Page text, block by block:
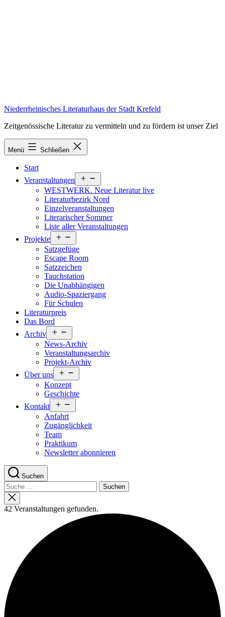
Niederrheinisches Literaturhaus der Stadt Krefeld
Zeitgenössische Literatur zu vermitteln und zu fördern ist unser Ziel
Menü Schließen
Start
Veranstaltungen
öffnen
WESTWERK. Neue Literatur live
Literaturbezirk Nord
Einzelveranstaltungen
Literarischer Sommer
Liste aller Veranstaltungen
Projekte
öffnen
Satzgefüge
Escape Room
Satzzeichen
Tauchstation
Die Unabhängigen
Audio-Spaziergang
Für Schulen
Literaturpreis
Das Bord
Archiv
öffnen
News-Archiv
Veranstaltungsarchiv
Projekt-Archiv
Über uns
öffnen
Konzept
Geschichte
Kontakt
öffnen
Anfahrt
Zugänglichkeit
Team
Praktikum
Newsletter abonnieren
Suchen
Suche
nach:
Suche
schließen
42 Veranstaltungen gefunden.